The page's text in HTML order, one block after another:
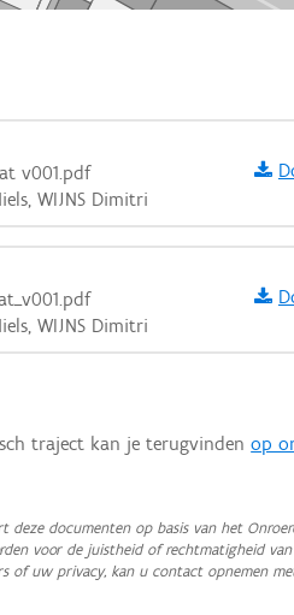
v001.pdf
WIJNS Dimitri
WIJNS Dimitri
traject kan je terugvindenop
deze documenten op basis van het
voor de juistheid of rechtmatigheid
of uw privacy, kan u contact opnemen